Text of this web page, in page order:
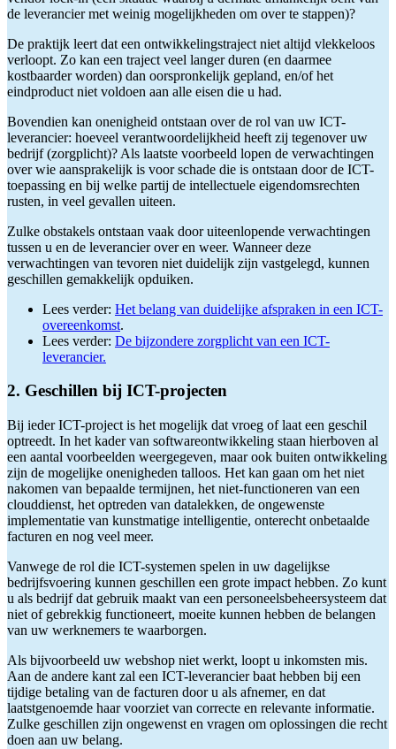
de leverancier met weinig mogelijkheden om over te stappen)?
De praktijk leert dat een ontwikkelingstraject niet altijd vlekkeloos
verloopt. Zo kan een traject veel langer duren (en daarmee
kostbaarder worden) dan oorspronkelijk gepland, en/of het
eindproduct niet voldoen aan alle eisen die u had.
Bovendien kan onenigheid ontstaan over de rol van uw ICT-
leverancier: hoeveel verantwoordelijkheid heeft zij tegenover uw
bedrijf (zorgplicht)? Als laatste voorbeeld lopen de verwachtingen
over wie aansprakelijk is voor schade die is ontstaan door de ICT-
toepassing en bij welke partij de intellectuele eigendomsrechten
rusten, in veel gevallen uiteen.
Zulke obstakels ontstaan vaak door uiteenlopende verwachtingen
tussen u en de leverancier over en weer. Wanneer deze
verwachtingen van tevoren niet duidelijk zijn vastgelegd, kunnen
geschillen gemakkelijk opduiken.
Lees verder: Het belang van duidelijke afspraken in een ICT-
overeenkomst.
Lees verder: De bijzondere zorgplicht van een ICT-
leverancier.
2. Geschillen bij ICT-projecten
Bij ieder ICT-project is het mogelijk dat vroeg of laat een geschil
optreedt. In het kader van softwareontwikkeling staan hierboven al
een aantal voorbeelden weergegeven, maar ook buiten ontwikkeling
zijn de mogelijke onenigheden talloos. Het kan gaan om het niet
nakomen van bepaalde termijnen, het niet-functioneren van een
clouddienst, het optreden van datalekken, de ongewenste
implementatie van kunstmatige intelligentie, onterecht onbetaalde
facturen en nog veel meer.
Vanwege de rol die ICT-systemen spelen in uw dagelijkse
bedrijfsvoering kunnen geschillen een grote impact hebben. Zo kunt
u als bedrijf dat gebruik maakt van een personeelsbeheersysteem dat
niet of gebrekkig functioneert, moeite kunnen hebben de belangen
van uw werknemers te waarborgen.
Als bijvoorbeeld uw webshop niet werkt, loopt u inkomsten mis.
Aan de andere kant zal een ICT-leverancier baat hebben bij een
tijdige betaling van de facturen door u als afnemer, en dat
laatstgenoemde haar voorziet van correcte en relevante informatie.
Zulke geschillen zijn ongewenst en vragen om oplossingen die recht
doen aan uw belang.